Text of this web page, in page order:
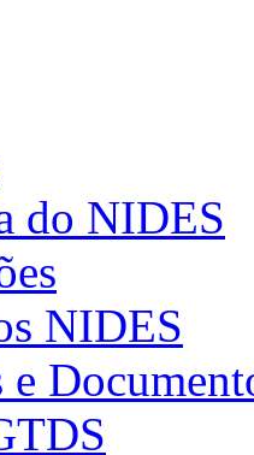
do NIDES
NIDES